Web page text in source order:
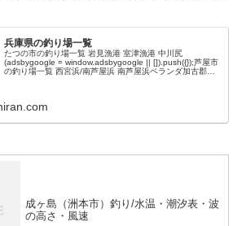
兵庫県の釣り場一覧
たつの市の釣り場一覧 岩見漁港 室津漁港 中川尻
(adsbygoogle = window.adsbygoogle || []).push({});芦屋市
の釣り場一覧 西宮浜/南芦屋浜 南芦屋浜ベランダ加古郡の
成ヶ島（洲本市）釣り/水温・潮汐表・波
の高さ・風速